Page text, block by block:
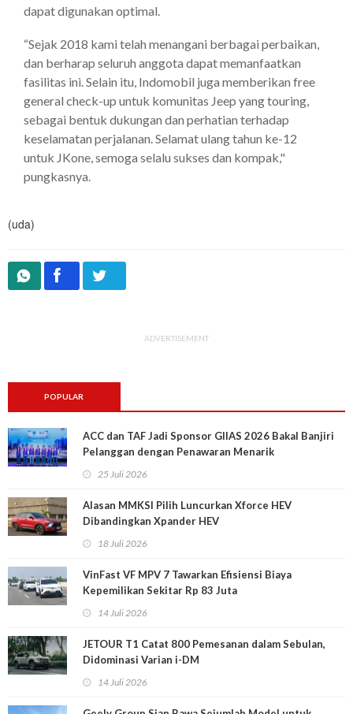
dapat digunakan optimal.
“Sejak 2018 kami telah menangani berbagai perbaikan,
dan berharap seluruh anggota dapat memanfaatkan
fasilitas ini. Selain itu, Indomobil juga memberikan free
general check-up untuk komunitas Jeep yang touring,
sebagai bentuk dukungan dan perhatian terhadap
keselamatan perjalanan. Selamat ulang tahun ke-12
untuk JKone, semoga selalu sukses dan kompak,"
pungkasnya.
(uda)
ADVERTISEMENT
POPULAR
ACC dan TAF Jadi Sponsor GIIAS 2026 Bakal Banjiri
Pelanggan dengan Penawaran Menarik
25 Juli 2026
Alasan MMKSI Pilih Luncurkan Xforce HEV
Dibandingkan Xpander HEV
18 Juli 2026
VinFast VF MPV 7 Tawarkan Efisiensi Biaya
Kepemilikan Sekitar Rp 83 Juta
14 Juli 2026
JETOUR T1 Catat 800 Pemesanan dalam Sebulan,
Didominasi Varian i-DM
14 Juli 2026